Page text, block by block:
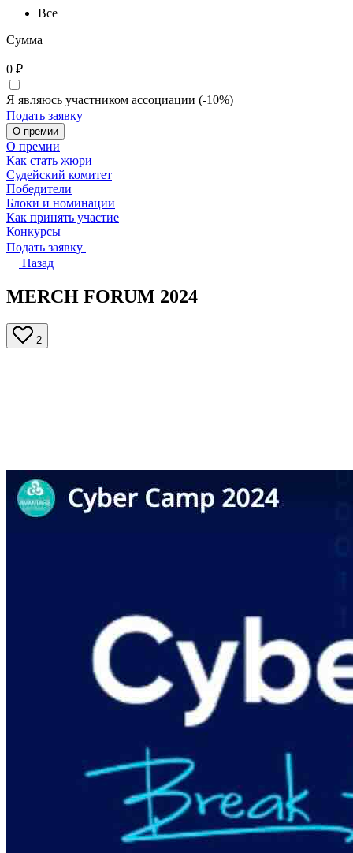
Все
Сумма
0 ₽
Я являюсь участником ассоциации (-10%)
Подать заявку
О премии
О премии
Как стать жюри
Судейский комитет
Победители
Блоки и номинации
Как принять участие
Конкурсы
Подать заявку
Назад
MERCH FORUM 2024
2